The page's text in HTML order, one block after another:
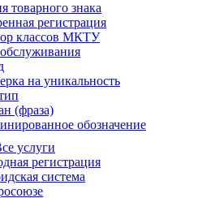
товарного знака
регистрация
классов МКТУ
на уникальность
(фраза)
обозначение
услуги
регистрация
система